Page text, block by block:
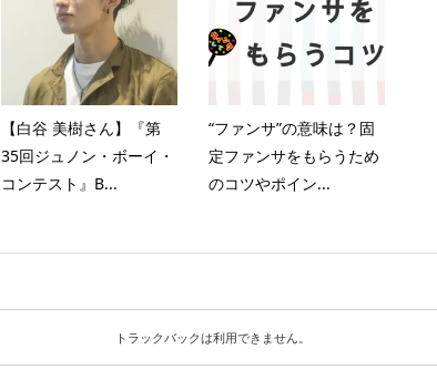
【白谷 美樹さん】『第
35回ジュノン・ボーイ・
コンテスト』B...
“ファンサ”の意味は？固
定ファンサをもらうため
のコツやポイン...
トラックバックは利用できません。